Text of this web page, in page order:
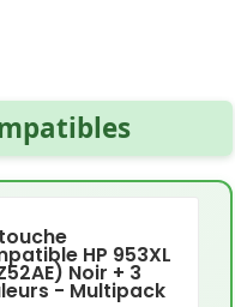
HP 953XL
Noir + 3
- Multipack